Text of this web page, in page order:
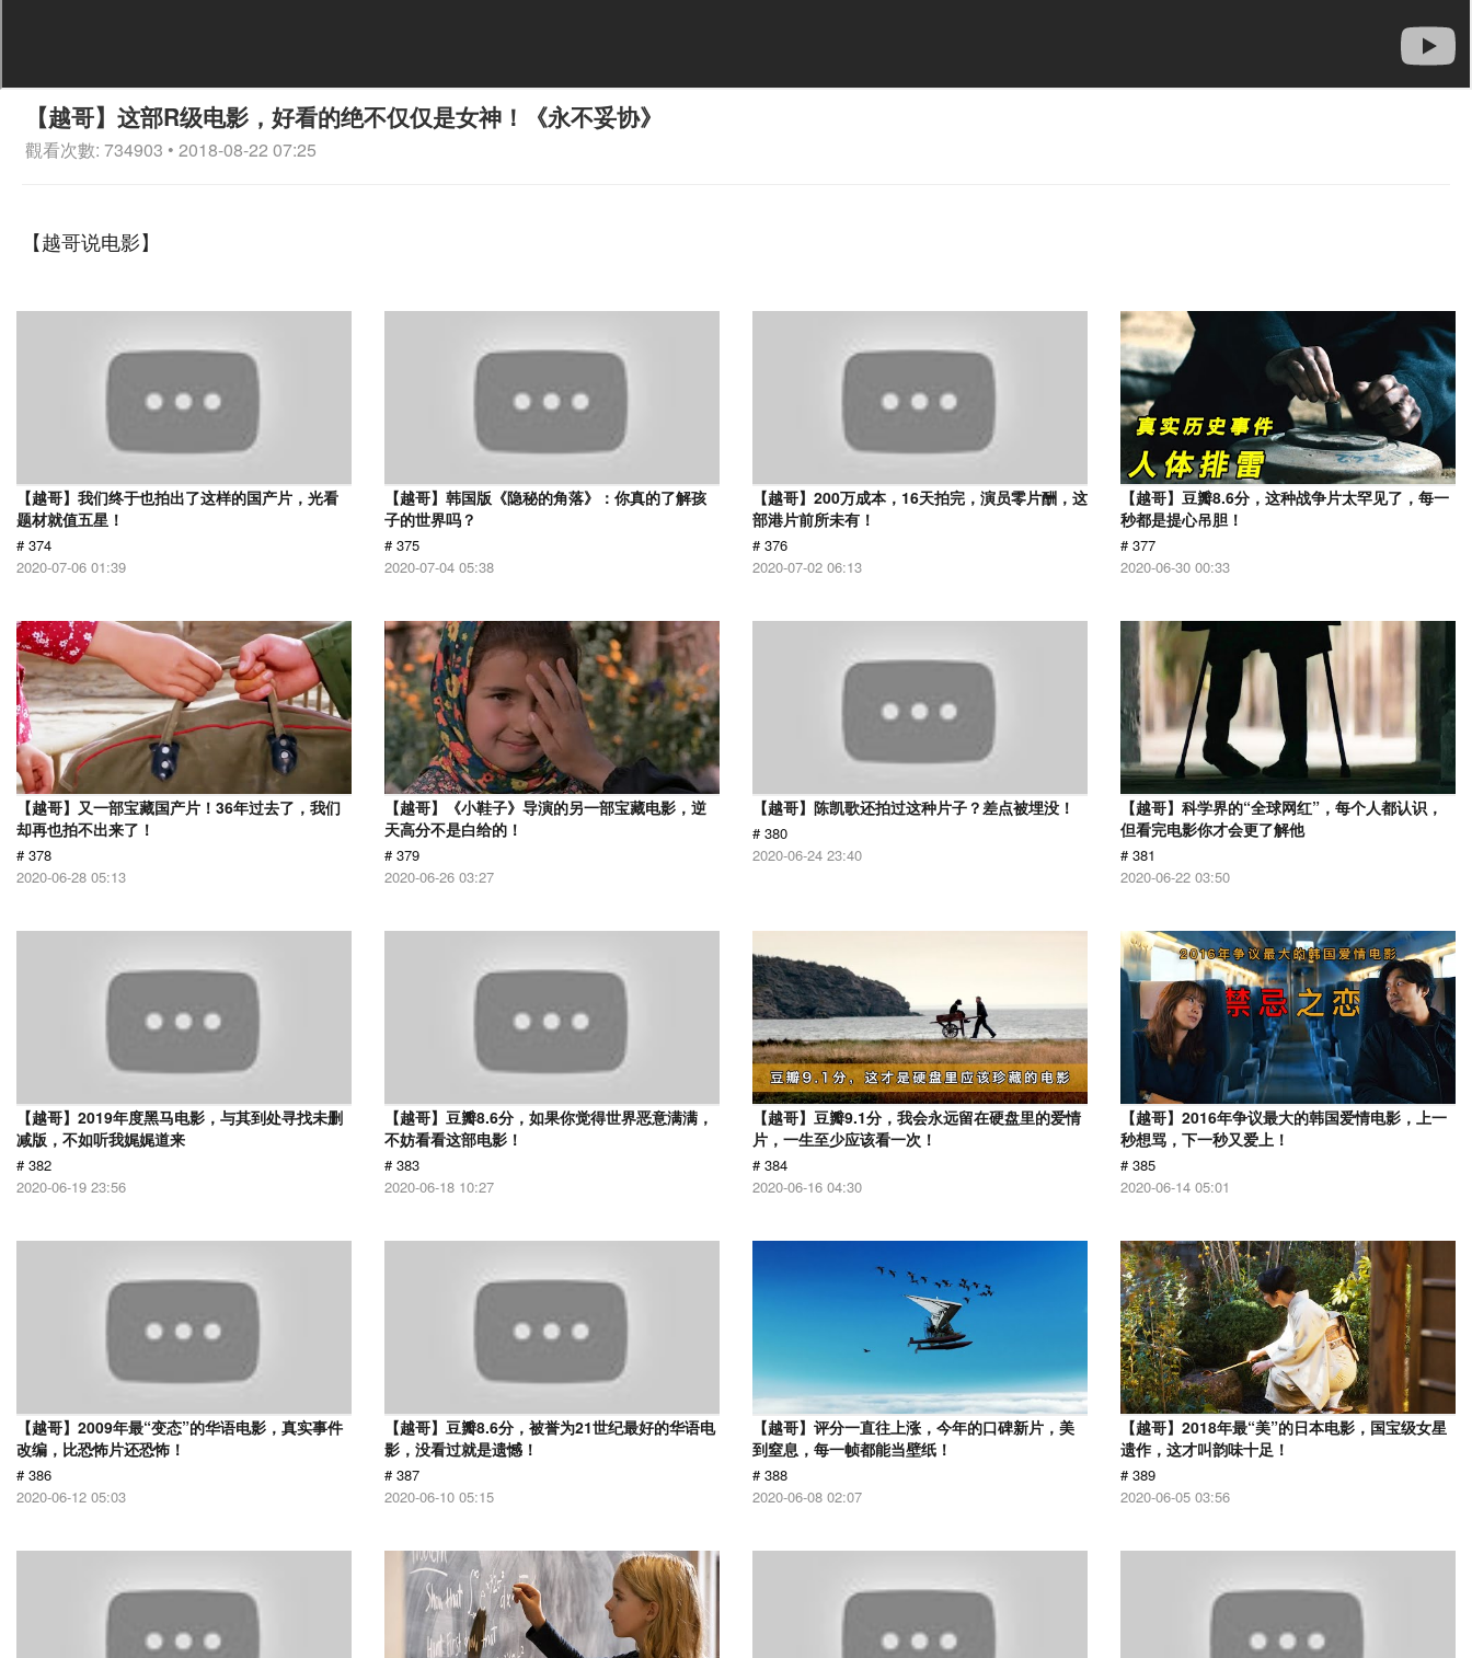
【越哥】这部R级电影，好看的绝不仅仅是女神！《永不妥协》
觀看次數: 734903 • 2018-08-22 07:25
【越哥说电影】
【越哥】我们终于也拍出了这样的国产片，光看
题材就值五星！
# 374
2020-07-06 01:39
【越哥】韩国版《隐秘的角落》：你真的了解孩
子的世界吗？
# 375
2020-07-04 05:38
【越哥】200万成本，16天拍完，演员零片酬，这
部港片前所未有！
# 376
2020-07-02 06:13
【越哥】豆瓣8.6分，这种战争片太罕见了，每一
秒都是提心吊胆！
# 377
2020-06-30 00:33
【越哥】又一部宝藏国产片！36年过去了，我们
却再也拍不出来了！
# 378
2020-06-28 05:13
【越哥】《小鞋子》导演的另一部宝藏电影，逆
天高分不是白给的！
# 379
2020-06-26 03:27
【越哥】陈凯歌还拍过这种片子？差点被埋没！
# 380
2020-06-24 23:40
【越哥】科学界的“全球网红”，每个人都认识，
但看完电影你才会更了解他
# 381
2020-06-22 03:50
【越哥】2019年度黑马电影，与其到处寻找未删
减版，不如听我娓娓道来
# 382
2020-06-19 23:56
【越哥】豆瓣8.6分，如果你觉得世界恶意满满，
不妨看看这部电影！
# 383
2020-06-18 10:27
【越哥】豆瓣9.1分，我会永远留在硬盘里的爱情
片，一生至少应该看一次！
# 384
2020-06-16 04:30
【越哥】2016年争议最大的韩国爱情电影，上一
秒想骂，下一秒又爱上！
# 385
2020-06-14 05:01
【越哥】2009年最“变态”的华语电影，真实事件
改编，比恐怖片还恐怖！
# 386
2020-06-12 05:03
【越哥】豆瓣8.6分，被誉为21世纪最好的华语电
影，没看过就是遗憾！
# 387
2020-06-10 05:15
【越哥】评分一直往上涨，今年的口碑新片，美
到窒息，每一帧都能当壁纸！
# 388
2020-06-08 02:07
【越哥】2018年最“美”的日本电影，国宝级女星
遗作，这才叫韵味十足！
# 389
2020-06-05 03:56